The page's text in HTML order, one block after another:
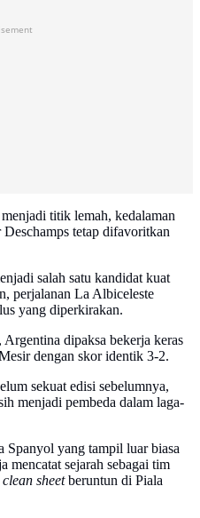
titik lemah, kedalaman
tetap difavoritkan
salah satu kandidat kuat
perjalanan La Albiceleste
yang diperkirakan.
Argentina dipaksa bekerja keras
dengan skor identik 3-2.
sekuat edisi sebelumnya,
menjadi pembeda dalam laga-
Spanyol yang tampil luar biasa
mencatat sejarah sebagai tim
clean sheetberuntun di Piala